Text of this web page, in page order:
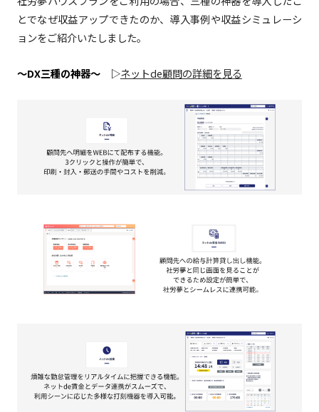
とでなぜ収益アップできたのか、導入事例や収益シミュレーシ
ョンをご紹介いたしました。
～DX三種の神器～▷ネットde顧問の詳細を見る